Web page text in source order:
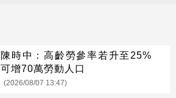
陳時中：高齡勞參率若升至25%
可增70萬勞動人口
(2026/08/07 13:47)